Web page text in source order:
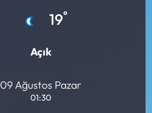
19°
Açık
09 Ağustos Pazar
01:30